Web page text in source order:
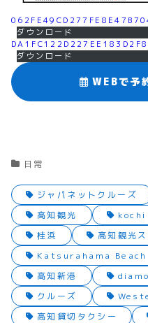
ダウンロード
ダウンロード
WEBで予
日常
ジャパネットクルーズ
高知観光
桂浜
高知観光
Katsurahama Beach
高知新港
クルーズ
高知貸切タクシー